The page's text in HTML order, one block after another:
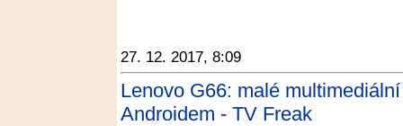
27. 12. 2017, 8:09
Lenovo G66: malé
Androidem - TV Freak